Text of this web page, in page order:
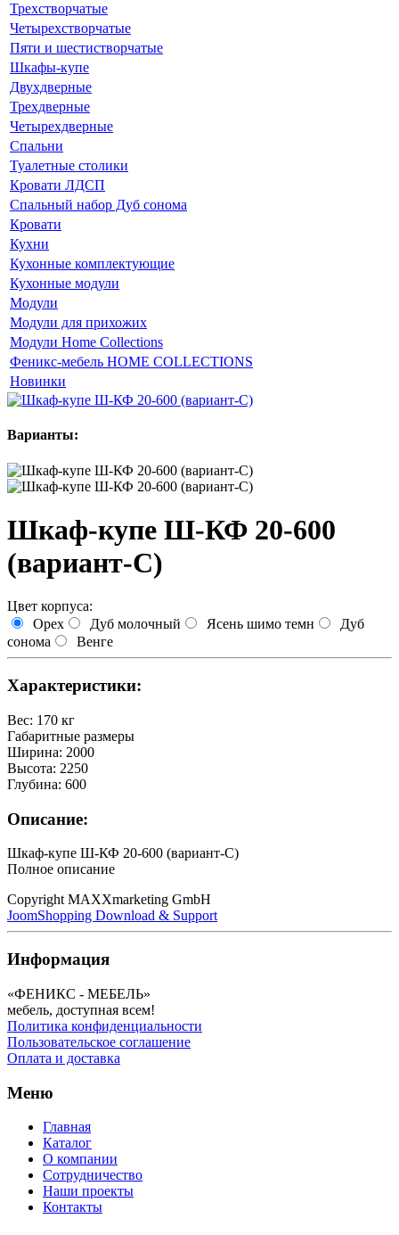
Трехстворчатые
Четырехстворчатые
Пяти и шестистворчатые
Шкафы-купе
Двухдверные
Трехдверные
Четырехдверные
Спальни
Туалетные столики
Кровати ЛДСП
Спальный набор Дуб сонома
Кровати
Кухни
Кухонные комплектующие
Кухонные модули
Модули
Модули для прихожих
Модули Home Collections
Феникс-мебель HOME COLLECTIONS
Новинки
Варианты:
Шкаф-купе Ш-КФ 20-600
(вариант-C)
Цвет корпуса:
Орех
Дуб молочный Ясень шимо темн
Дуб
сонома
Венге
Характеристики:
Вес: 170 кг
Габаритные размеры
Ширина: 2000
Высота: 2250
Глубина: 600
Описание:
Шкаф-купе Ш-КФ 20-600 (вариант-C)
Полное описание
Copyright MAXXmarketing GmbH
JoomShopping Download & Support
Информация
«ФЕНИКС - МЕБЕЛЬ»
мебель, доступная всем!
Политика конфиденциальности
Пользовательское соглашение
Оплата и доставка
Меню
Главная
Каталог
О компании
Сотрудничество
Наши проекты
Контакты